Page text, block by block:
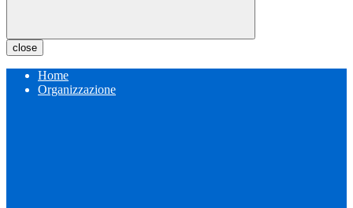
close
Home
Organizzazione